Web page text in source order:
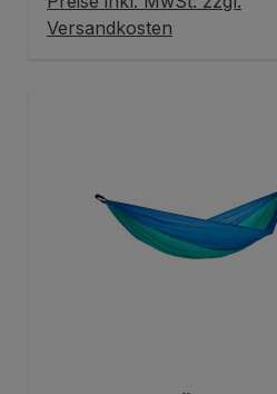
Versandkosten
Variante wählen